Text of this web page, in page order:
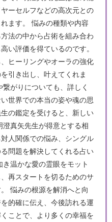
ーセルフなどの高次元との
ます。 悩みの種類や内容
法の中から占術を組み合わ
い評価を得ているのです。
ヒーリングやオーラの強化
引き出し、叶えてくれま
がりについても、詳しく
世界での本当の姿や魂の思
の鑑定を受けると、新しい
真矢先生が得意とする相
人関係での悩み、シングル
問題を解決してくれる占い
温かな愛の霊眼をモット
再スタートを切るためのサ
悩みの根源を解消へと向
的確に伝え、今後訪れる運
ことで、より多くの幸福を